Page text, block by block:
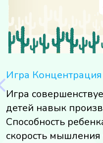
Игра Концентрация
Игра
детей навык
Способность
скорость мышления